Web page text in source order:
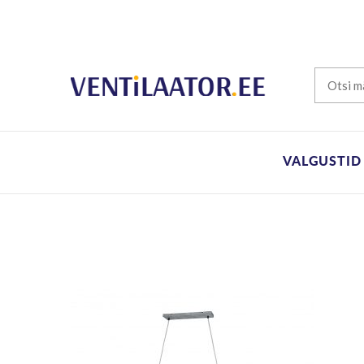
VALGUSTID